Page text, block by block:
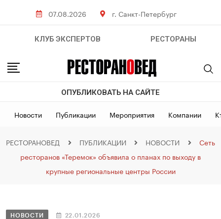
07.08.2026 г. Санкт-Петербург
КЛУБ ЭКСПЕРТОВ РЕСТОРАНЫ
ОПУБЛИКОВАТЬ НА САЙТЕ
Новости Публикации Мероприятия Компании
РЕСТОРАНОВЕД ПУБЛИКАЦИИ НОВОСТИ
Сеть
ресторанов «Теремок» объявила о планах по выходу в
крупные региональные центры России
НОВОСТИ 22.01.2026